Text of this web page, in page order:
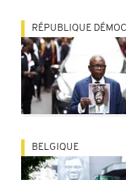
RÉPUBLIQUE
BELGIQUE